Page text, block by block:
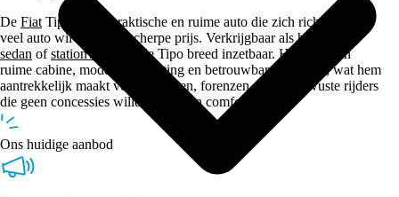
De Fiat Tipo is een praktische en ruime auto die zich richt op wie
veel auto wil voor een scherpe prijs. Verkrijgbaar alshatchback
sedan ofstationwagen
is de Tipo breed inzetbaar. Hij biedt een
ruime cabine, moderne uitrusting en betrouwbare techniek, wat hem
aantrekkelijk maakt voor gezinnen, forenzen en prijsbewuste rijders
die geen concessies willen doen aan comfort.
Ons huidige aanbod